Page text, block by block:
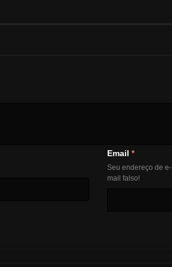
Email *
Seu endereço de
mail falso!